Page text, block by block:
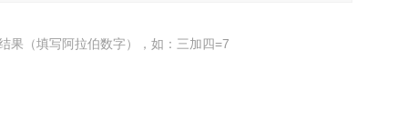
果（填写阿拉伯数字），如：三加四=7